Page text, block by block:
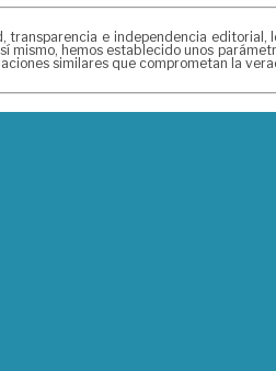
transparencia e independencia editorial,
hemos establecido unos
similares que comprometan la